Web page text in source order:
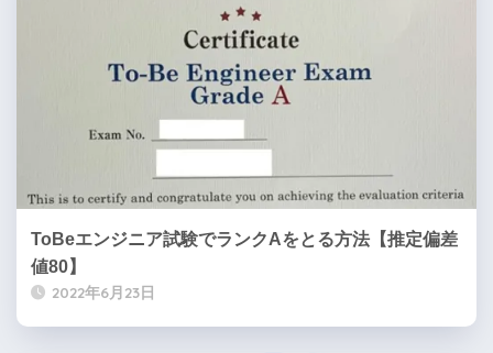
ToBeエンジニア試験でランクAをとる方法【推定偏差
値80】
2022年6月23日